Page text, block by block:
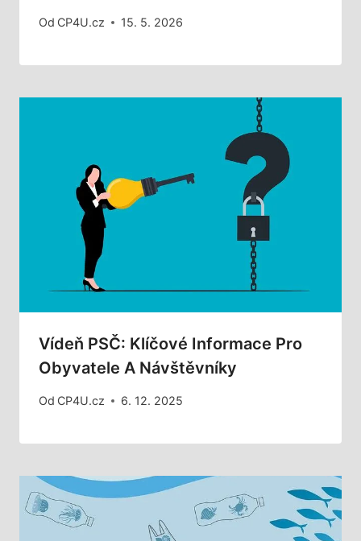
Od CP4U.cz 15. 5. 2026
Vídeň PSČ: Klíčové Informace Pro
Obyvatele A Návštěvníky
Od CP4U.cz 6. 12. 2025